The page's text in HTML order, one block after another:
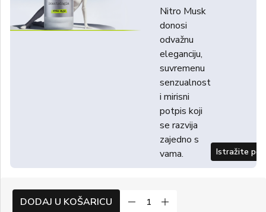
Nitro Musk
donosi
odvažnu
eleganciju,
suvremenu
senzualnost
i mirisni
potpis koji
se razvija
zajedno s
vama.
Istražite
DODAJ U KOŠARICU